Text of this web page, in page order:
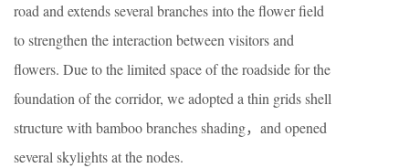
road and extends several branches into the flower field
to strengthen the interaction between visitors and
flowers. Due to the limited space of the roadside for the
foundation of the corridor, we adopted a thin grids shell
structure with bamboo branches shading，and opened
several skylights at the nodes.